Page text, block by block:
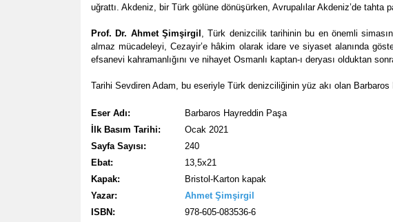
uğrattı. Akdeniz, bir Türk gölüne dönüşürken, Avrupalılar Akdeniz’de tahta
Prof. Dr. Ahmet Şimşirgil , Türk denizcilik tarihinin bu en önemli
almaz mücadeleyi, Cezayir’e hâkim olarak idare ve siyaset alanında
efsanevi kahramanlığını ve nihayet Osmanlı kaptan-ı deryası olduktan
Tarihi Sevdiren Adam, bu eseriyle Türk denizciliğinin yüz akı olan Barbaros
Eser Adı:
Barbaros Hayreddin Paşa
İlk Basım Tarihi:
Ocak 2021
Sayfa Sayısı:
240
Ebat:
13,5x21
Kapak:
Bristol-Karton kapak
Yazar:
Ahmet Şimşirgil
ISBN:
978-605-083536-6